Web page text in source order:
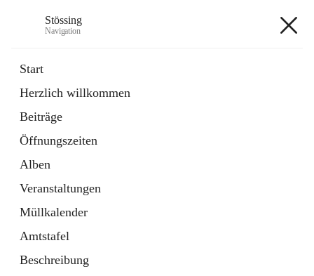
Stössing
Navigation
Start
Herzlich willkommen
Beiträge
Öffnungszeiten
Alben
Veranstaltungen
Müllkalender
Amtstafel
Beschreibung
Datei
in
Tab
Kindergarten
öffnet
in
neuem
Tab